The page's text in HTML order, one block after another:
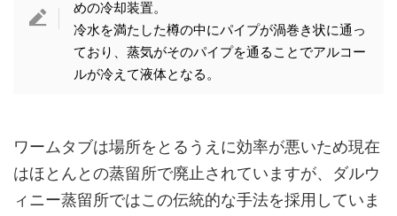
めの冷却装置。
冷水を満たした樽の中にパイプが渦巻き状に通っ
ており、蒸気がそのパイプを通ることでアルコー
ルが冷えて液体となる。
ワームタブは場所をとるうえに効率が悪いため現在
はほとんとの蒸留所で廃止されていますが、ダルウ
ィニー蒸留所ではこの伝統的な手法を採用していま